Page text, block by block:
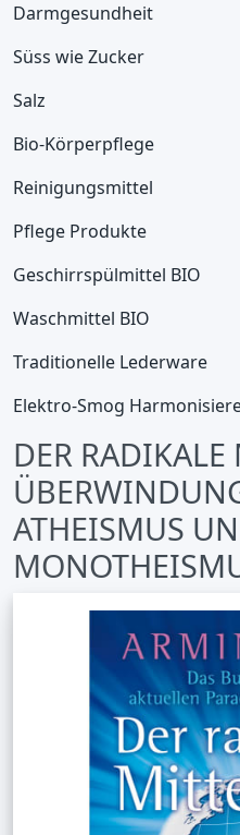
Darmgesundheit
Süss wie Zucker
Salz
Bio-Körperpflege
Reinigungsmittel
Pflege Produkte
Geschirrspülmittel BIO
Waschmittel BIO
Traditionelle Lederware
Elektro-Smog
DER
ATHEISMUS